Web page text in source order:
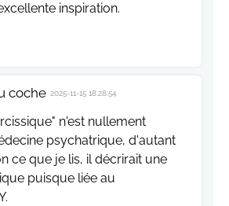
inspiration.
coche 2025-11-15 18:28:54
n'est nullement
psychatrique, d'autant
ce que je lis, il décrirait une
puisque liée au